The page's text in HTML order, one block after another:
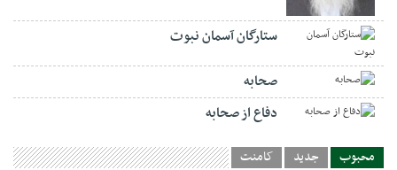
ستارگان آسمان نبوت
صحابه
دفاع از صحابه
محبوب جدید کامنت